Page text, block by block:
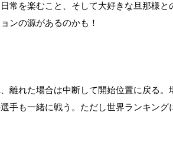
常を楽むこと、そして大好きな旦那様
ンの源があるのかも！
離れた場合は中断して開始位置に戻る
手も一緒に戦う。ただし世界ランキング